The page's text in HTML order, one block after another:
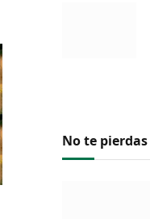
No te pierdas